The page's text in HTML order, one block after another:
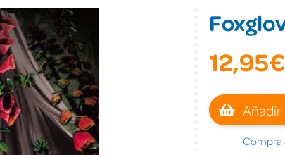
12,95€
Añadir
Compra